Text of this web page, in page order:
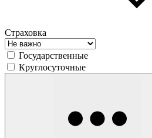
Страховка
Государственные
Круглосуточные